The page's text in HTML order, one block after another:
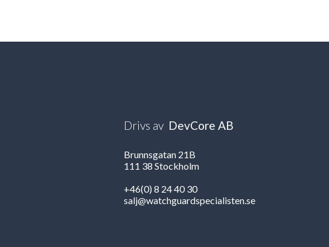
Drivs av DevCore AB
Brunnsgatan 21B
111 38 Stockholm
+46(0) 8 24 40 30
salj@watchguardspecialisten.se